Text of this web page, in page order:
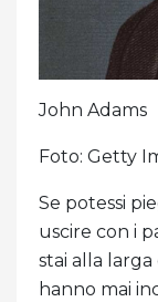
John Adams
Foto: Getty
Se potessi
uscire con i
stai alla
hanno mai